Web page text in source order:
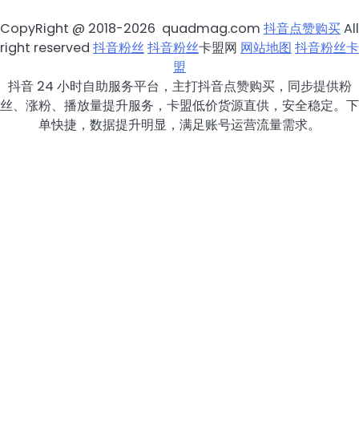
CopyRight @ 2018-2026 quadmag.com 抖音点赞购买All
right reserved 抖音粉丝抖音粉丝卡盟网 网站地图 抖音粉丝卡
盟
抖音 24 小时自助服务平台，主打抖音点赞购买，同步提供粉
丝、涨粉、播放量提升服务，卡盟低价货源直供，安全稳定。下
单快捷，数据提升明显，满足账号运营流量需求。